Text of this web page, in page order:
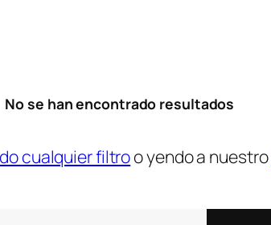
No se han encontrado resultados
cualquier filtroo yendo a nuestro